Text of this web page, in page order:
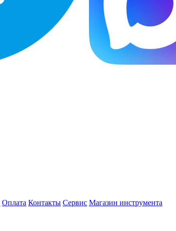
Оплата Контакты Сервис Магазин инструмента